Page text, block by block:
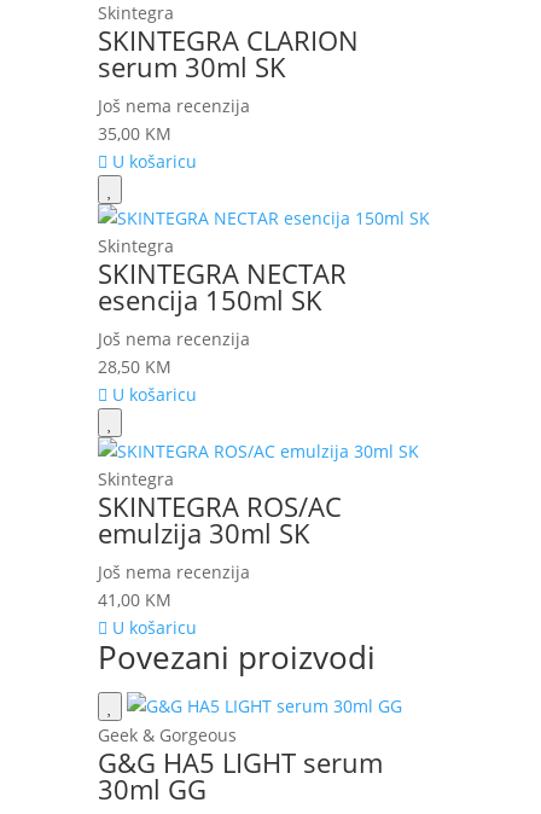
Skintegra
SKINTEGRA CLARION
serum 30ml SK
Još nema recenzija
35,00 KM
U košaricu
Skintegra
SKINTEGRA NECTAR
esencija 150ml SK
Još nema recenzija
28,50 KM
U košaricu
Skintegra
SKINTEGRA ROS/AC
emulzija 30ml SK
Još nema recenzija
41,00 KM
U košaricu
Povezani proizvodi
Geek & Gorgeous
G&G HA5 LIGHT serum
30ml GG